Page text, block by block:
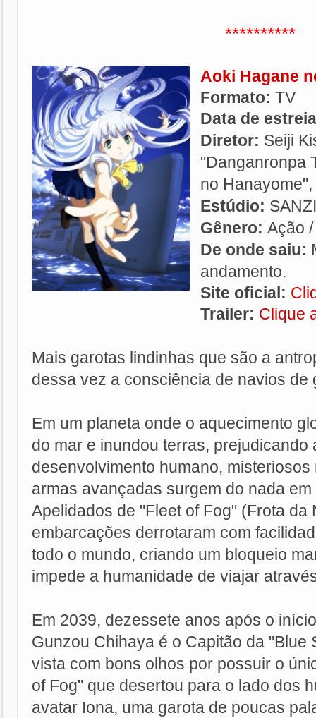
**********
Aoki Hagane
Formato: TV
Data de
Diretor: Seiji
"Danganronpa
no
Estúdio:
Gênero: Ação
De onde saiu:
andamento.
Site oficial:
Trailer: Clique
Mais garotas lindinhas que são a
dessa vez a consciência de navios de
Em um planeta onde o aquecimento
do mar e inundou terras, prejudicando
desenvolvimento humano,
armas avançadas surgem do nada
Apelidados de "Fleet of Fog" (Frota da
embarcações derrotaram com
todo o mundo, criando um bloqueio
impede a humanidade de viajar
Em 2039, dezessete anos após o
Gunzou Chihaya é o Capitão da "Blue
vista com bons olhos por possuir o
of Fog" que desertou para o lado dos
avatar Iona, uma garota de poucas